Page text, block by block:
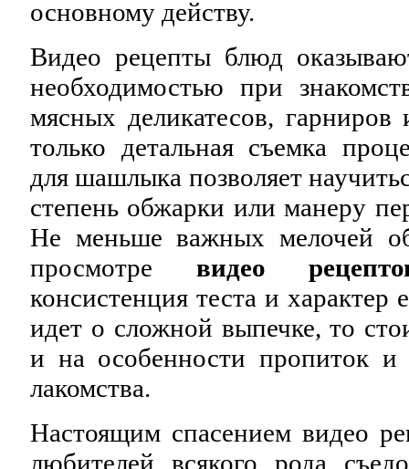
основному действу.
Видео рецепты блюд
необходимостью при
мясных деликатесов, гарниров
только детальная съемка
для шашлыка позволяет
степень обжарки или манеру
Не меньше важных мелочей
просмотре видео
консистенция теста и характер
идет о сложной выпечке, то
и на особенности пропиток и
лакомства.
Настоящим спасением видео
любителей всякого рода